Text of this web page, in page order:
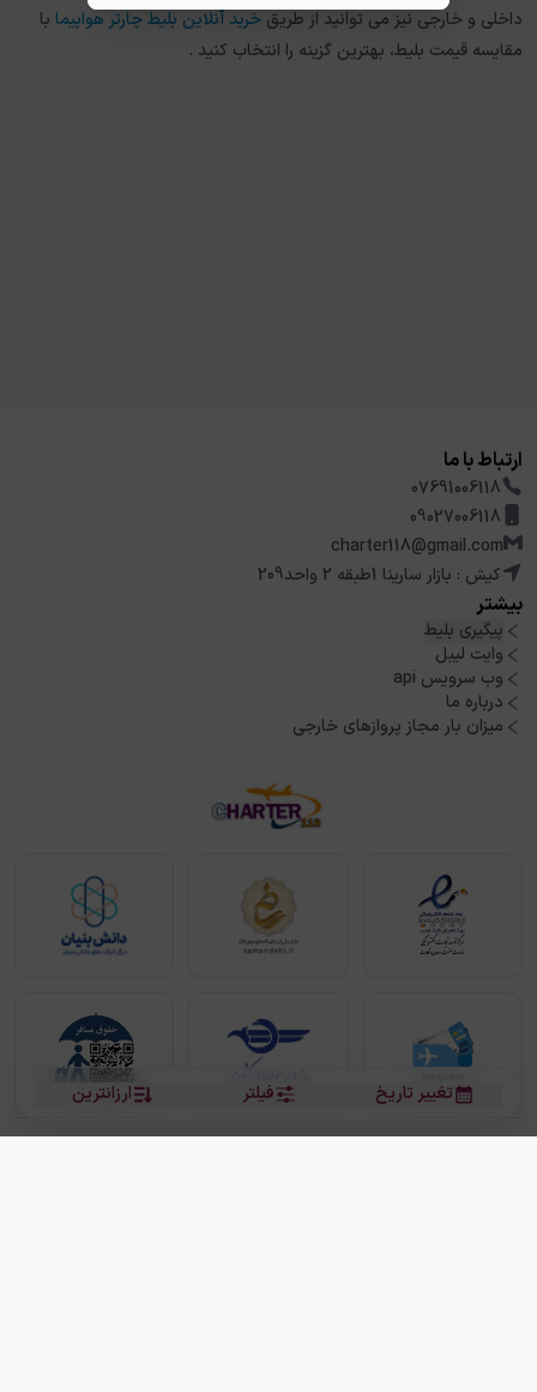
ارزانترین فیلتر تغییر تاریخ
داخلی و خارجی نیز می توانید از طریق خرید آنلاین بلیط چارتر هواپیما با
مقایسه قیمت بلیط، بهترین گزینه را انتخاب کنید .
ارتباط با ما
07691006118
09027006118
charter118@gmail.com
کیش : بازار سارینا 1طبقه 2 واحد209
بیشتر
پیگیری بلیط
وایت لیبل
وب سرویس api
درباره ما
میزان بار مجاز پروازهای خارجی